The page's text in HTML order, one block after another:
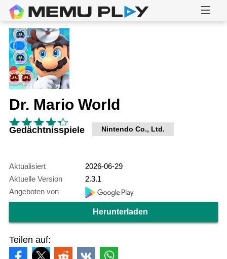
Dr. Mario World
Gedächtnisspiele Nintendo Co., Ltd.
Aktualisiert
2026-06-29
Aktuelle Version
2.3.1
Angeboten von
Herunterladen
Teilen auf: